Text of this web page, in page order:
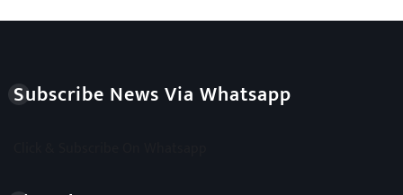
Subscribe News Via Whatsapp